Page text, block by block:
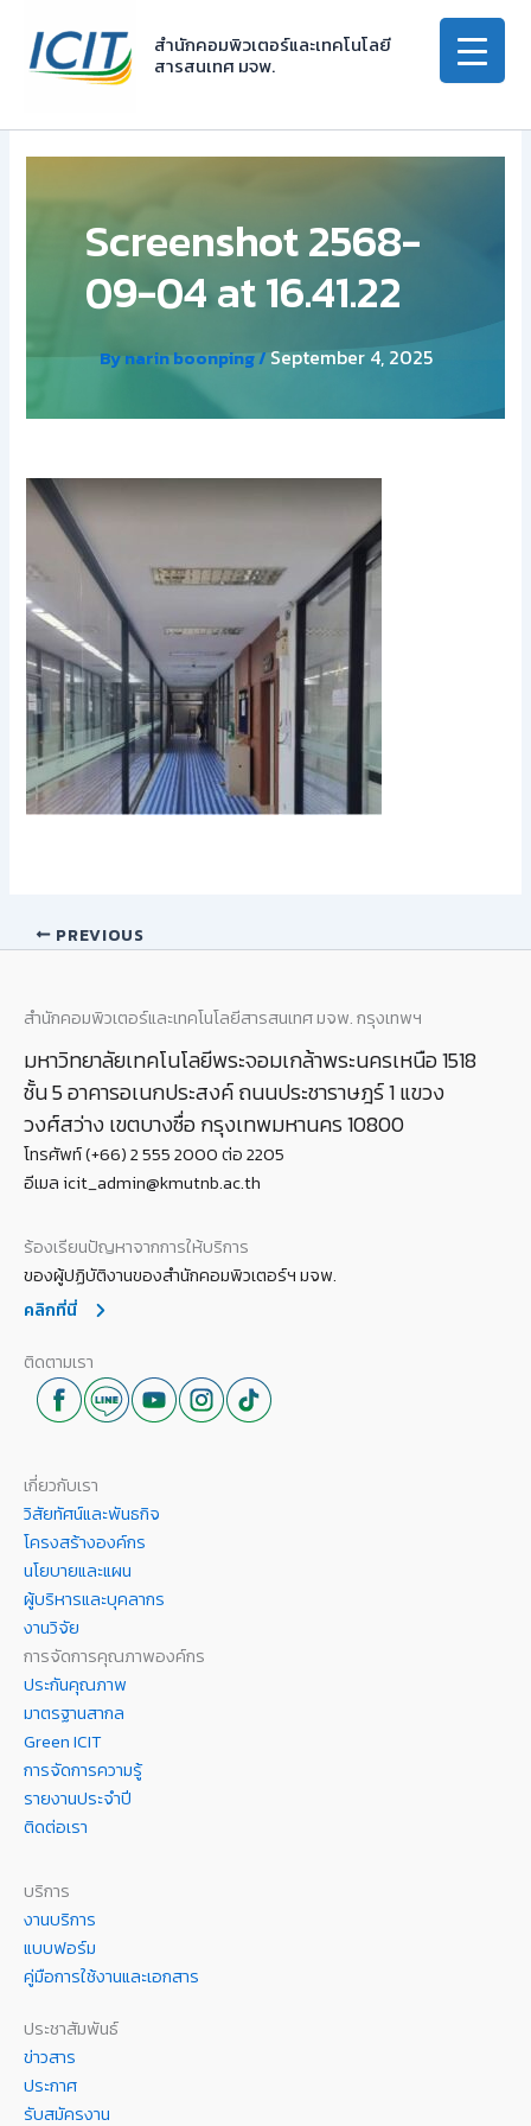
content
สำนักคอมพิวเตอร์และเทคโนโลยี
สารสนเทศ มจพ.
Screenshot 2568-
09-04 at 16.41.22
Bynarin boonping/September 4, 2025
PREVIOUS
สำนักคอมพิวเตอร์และเทคโนโลยีสารสนเทศ มจพ. กรุงเทพฯ
มหาวิทยาลัยเทคโนโลยีพระจอมเกล้าพระนครเหนือ 1518
ชั้น 5 อาคารอเนกประสงค์ ถนนประชาราษฎร์ 1 แขวง
วงศ์สว่าง เขตบางซื่อ กรุงเทพมหานคร 10800
โทรศัพท์ (+66) 2 555 2000 ต่อ 2205
อีเมล icit_admin@kmutnb.ac.th
ร้องเรียนปัญหาจากการให้บริการ
ของผู้ปฏิบัติงานของสำนักคอมพิวเตอร์ฯ มจพ.
คลิกที่นี่
ติดตามเรา
เกี่ยวกับเรา
วิสัยทัศน์และพันธกิจ
โครงสร้างองค์กร
นโยบายและแผน
ผู้บริหารและบุคลากร
งานวิจัย
การจัดการคุณภาพองค์กร
ประกันคุณภาพ
มาตรฐานสากล
Green ICIT
การจัดการความรู้
รายงานประจำปี
ติดต่อเรา
บริการ
งานบริการ
แบบฟอร์ม
คู่มือการใช้งานและเอกสาร
ประชาสัมพันธ์
ข่าวสาร
ประกาศ
รับสมัครงาน